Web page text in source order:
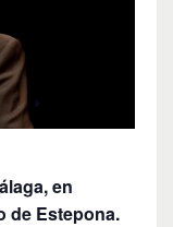
en
de Estepona.